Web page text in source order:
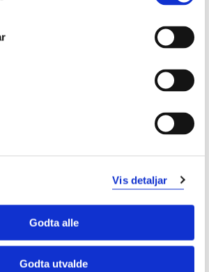
Vis detaljar
Godta alle
Godta utvalde
30 sp
60 sp
1 veke + obs. praksis 2
1 veke
0 sp